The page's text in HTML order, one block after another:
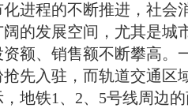
进程的不断推进，社会
的发展空间，尤其是城
额、销售额不断攀高。
先入驻，而轨道交通区
，地铁1 、 2、 5号线周边